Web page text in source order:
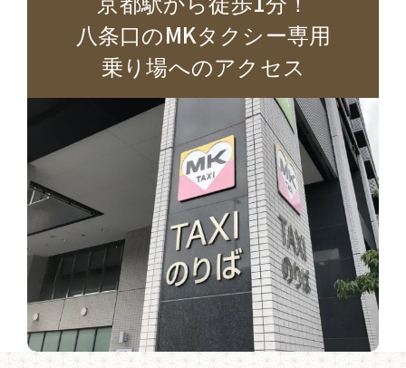
八条口のMKタクシー専用
乗り場へのアクセス